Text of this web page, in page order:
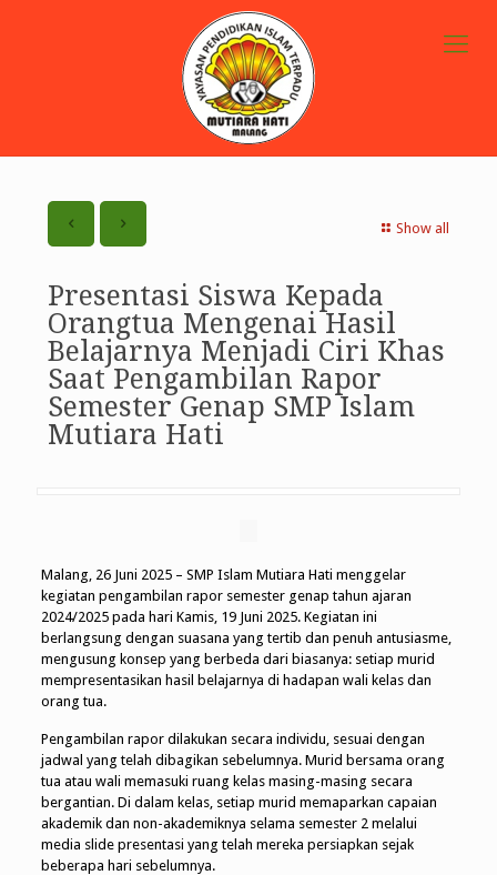
Show all
Presentasi Siswa Kepada
Orangtua Mengenai Hasil
Belajarnya Menjadi Ciri Khas
Saat Pengambilan Rapor
Semester Genap SMP Islam
Mutiara Hati
Malang, 26 Juni 2025 – SMP Islam Mutiara Hati menggelar
kegiatan pengambilan rapor semester genap tahun ajaran
2024/2025 pada hari Kamis, 19 Juni 2025. Kegiatan ini
berlangsung dengan suasana yang tertib dan penuh antusiasme,
mengusung konsep yang berbeda dari biasanya: setiap murid
mempresentasikan hasil belajarnya di hadapan wali kelas dan
orang tua.
Pengambilan rapor dilakukan secara individu, sesuai dengan
jadwal yang telah dibagikan sebelumnya. Murid bersama orang
tua atau wali memasuki ruang kelas masing-masing secara
bergantian. Di dalam kelas, setiap murid memaparkan capaian
akademik dan non-akademiknya selama semester 2 melalui
media slide presentasi yang telah mereka persiapkan sejak
beberapa hari sebelumnya.